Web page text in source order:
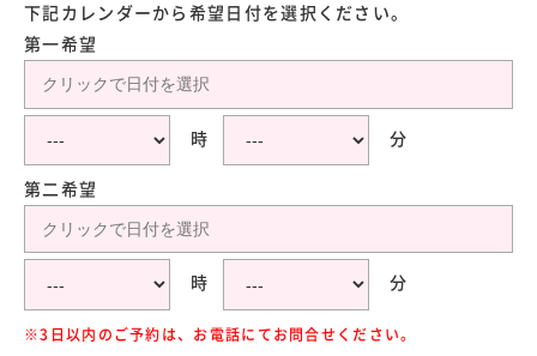
下記カレンダーから希望日付を選択ください。
第一希望
時 分
第二希望
時 分
※3日以内のご予約は、お電話にてお問合せください。